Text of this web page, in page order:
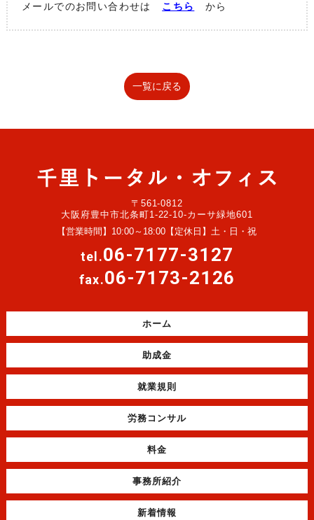
メールでのお問い合わせは こちら から
一覧に戻る
〒561-0812
大阪府豊中市北条町1-22-10-カーサ緑地601
【営業時間】10:00～18:00【定休日】土・日・祝
tel.06-7177-3127
fax.06-7173-2126
ホーム
助成金
就業規則
労務コンサル
料金
事務所紹介
新着情報